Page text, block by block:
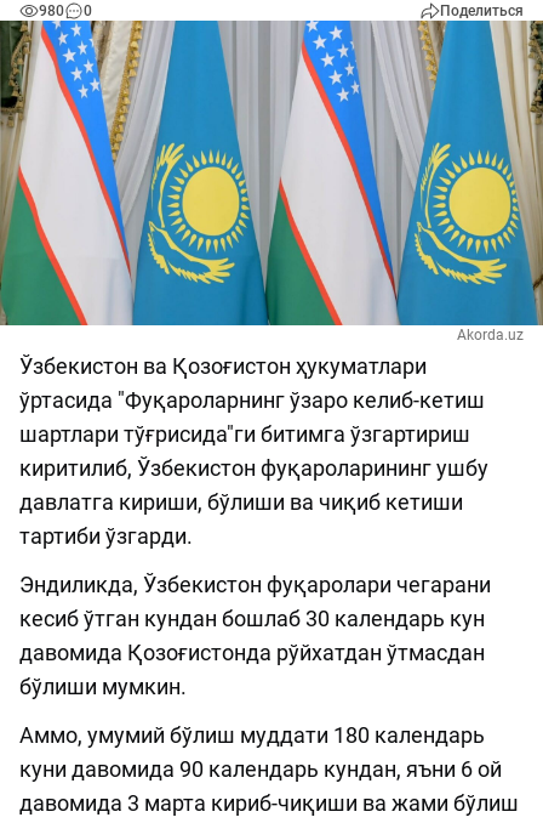
980 0 Поделиться
Akorda.uz
Ўзбекистон ва Қозоғистон ҳукуматлари
ўртасида "Фуқароларнинг ўзаро келиб-кетиш
шартлари тўғрисида"ги битимга ўзгартириш
киритилиб, Ўзбекистон фуқароларининг ушбу
давлатга кириши, бўлиши ва чиқиб кетиши
тартиби ўзгарди.
Эндиликда, Ўзбекистон фуқаролари чегарани
кесиб ўтган кундан бошлаб 30 календарь кун
давомида Қозоғистонда рўйхатдан ўтмасдан
бўлиши мумкин.
Аммо, умумий бўлиш муддати 180 календарь
куни давомида 90 календарь кундан, яъни 6 ой
давомида 3 марта кириб-чиқиши ва жами бўлиш